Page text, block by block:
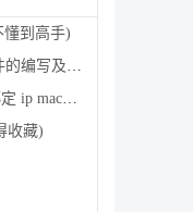
到高手)
写及使用)
如何绑定m
收藏)